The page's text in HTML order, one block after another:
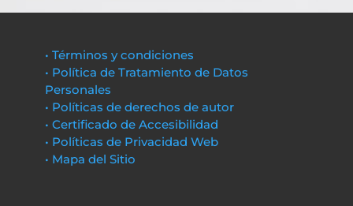
• Términos y condiciones
• Política de Tratamiento de Datos
Personales
• Políticas de derechos de autor
• Certificado de Accesibilidad
• Políticas de Privacidad Web
• Mapa del Sitio